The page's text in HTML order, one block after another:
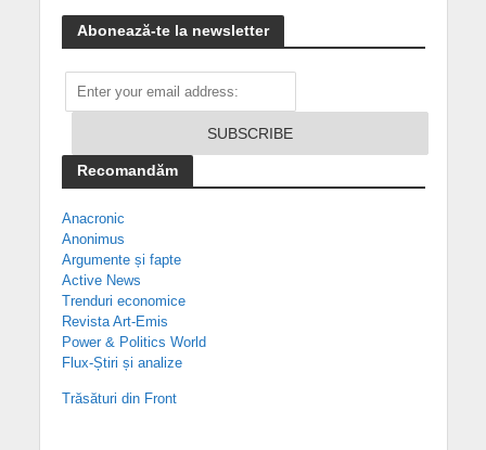
Abonează-te la newsletter
Recomandăm
Anacronic
Anonimus
Argumente și fapte
Active News
Trenduri economice
Revista Art-Emis
Power & Politics World
Flux-Știri și analize
Trăsături din Front